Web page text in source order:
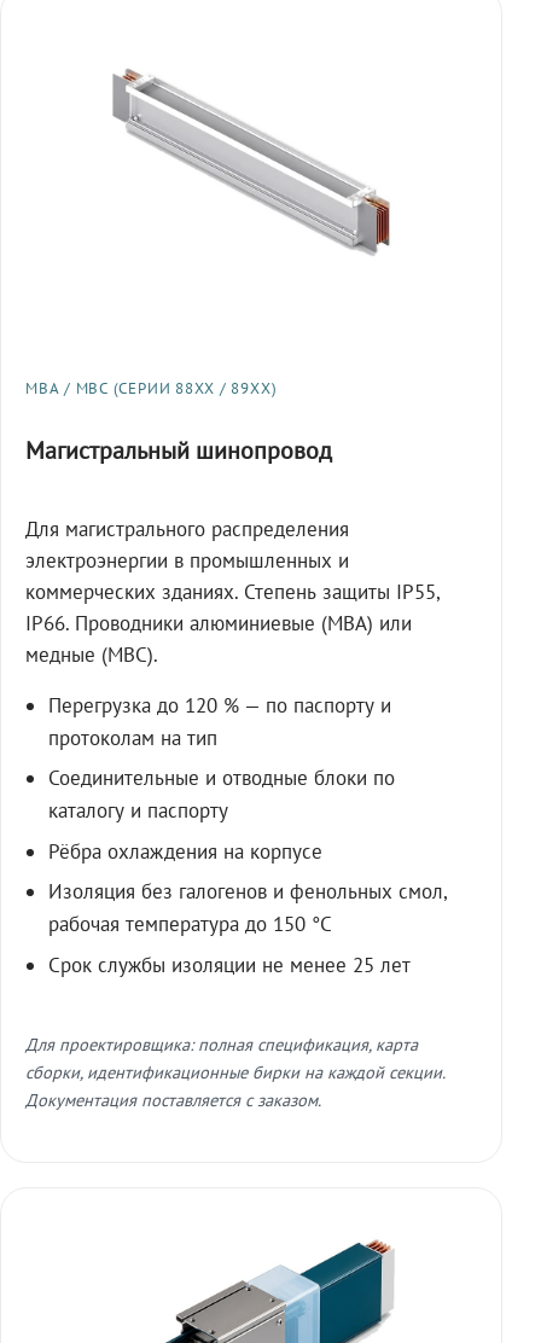
МВА / МВС (СЕРИИ 88XX / 89XX)
Магистральный шинопровод
Для магистрального распределения
электроэнергии в промышленных и
коммерческих зданиях. Степень защиты IP55,
IP66. Проводники алюминиевые (МВА) или
медные (МВС).
Перегрузка до 120 % — по паспорту и
протоколам на тип
Соединительные и отводные блоки по
каталогу и паспорту
Рёбра охлаждения на корпусе
Изоляция без галогенов и фенольных смол,
рабочая температура до 150 °C
Срок службы изоляции не менее 25 лет
Для проектировщика: полная спецификация, карта
сборки, идентификационные бирки на каждой секции.
Документация поставляется с заказом.